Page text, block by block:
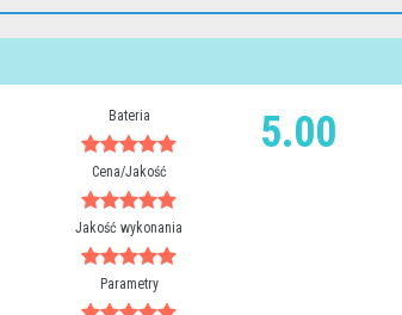
Bateria
Cena/Jakość
Jakość wykonania
Parametry
5.00